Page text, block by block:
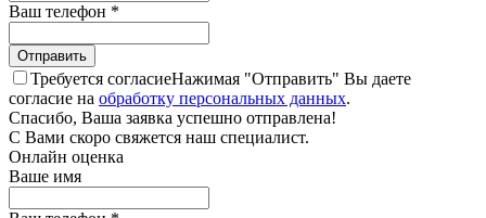
Ваш телефон *
Требуется согласиеНажимая "Отправить" Вы даете
согласие на обработку персональных данных.
Спасибо, Ваша заявка успешно отправлена!
С Вами скоро свяжется наш специалист.
Онлайн оценка
Ваше имя